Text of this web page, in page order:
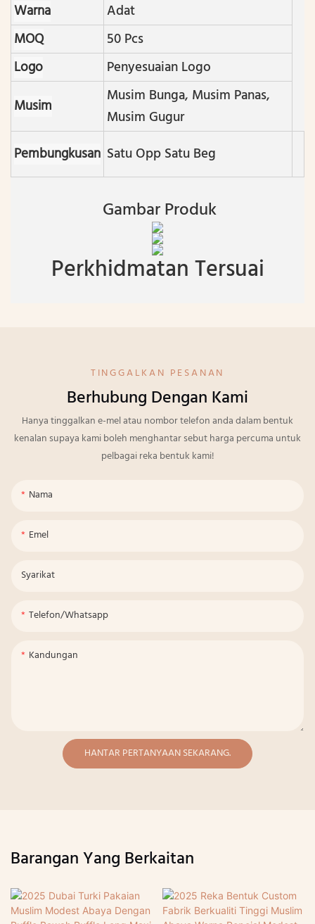
Warna
Adat
MOQ
50 Pcs
Logo
Penyesuaian Logo
Musim
Musim Bunga, Musim Panas,
Musim Gugur
Pembungkusan Satu Opp Satu Beg
Gambar Produk
Perkhidmatan Tersuai
TINGGALKAN PESANAN
Berhubung Dengan Kami
Hanya tinggalkan e-mel atau nombor telefon anda dalam bentuk
kenalan supaya kami boleh menghantar sebut harga percuma untuk
pelbagai reka bentuk kami!
Nama
Emel
Syarikat
Telefon/whatsapp
Kandungan
HANTAR PERTANYAAN SEKARANG.
Barangan Yang Berkaitan